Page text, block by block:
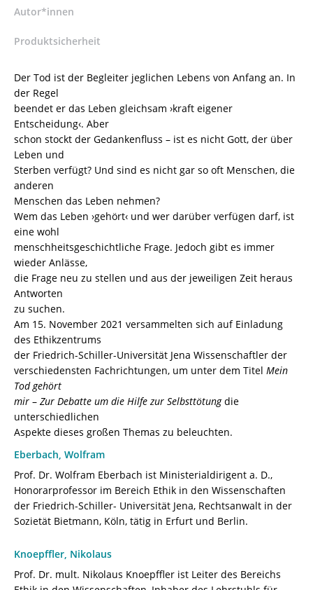
Eberbach,
Knoepffler
ISBN
9783826080821
978-
8260-
8082-
978-
82-
608082-
[Digital]
Autor*innen
Produktsicherheit
Der Tod ist der Begleiter jeglichen Lebens von Anfang an. In
der Regel
beendet er das Leben gleichsam ›kraft eigener
Entscheidung‹. Aber
schon stockt der Gedankenfluss – ist es nicht Gott, der über
Leben und
Sterben verfügt? Und sind es nicht gar so oft Menschen, die
anderen
Menschen das Leben nehmen?
Wem das Leben ›gehört‹ und wer darüber verfügen darf, ist
eine wohl
menschheitsgeschichtliche Frage. Jedoch gibt es immer
wieder Anlässe,
die Frage neu zu stellen und aus der jeweiligen Zeit heraus
Antworten
zu suchen.
Am 15. November 2021 versammelten sich auf Einladung
des Ethikzentrums
der Friedrich-Schiller-Universität Jena Wissenschaftler der
verschiedensten Fachrichtungen, um unter dem Titel Mein
Tod gehört
mir – Zur Debatte um die Hilfe zur Selbsttötungdie
unterschiedlichen
Aspekte dieses großen Themas zu beleuchten.
Eberbach, Wolfram
Prof. Dr. Wolfram Eberbach ist Ministerialdirigent a. D.,
Honorarprofessor im Bereich Ethik in den Wissenschaften
der Friedrich-Schiller- Universität Jena, Rechtsanwalt in der
Sozietät Bietmann, Köln, tätig in Erfurt und Berlin.
Knoepffler, Nikolaus
Prof. Dr. mult. Nikolaus Knoepffler ist Leiter des Bereichs